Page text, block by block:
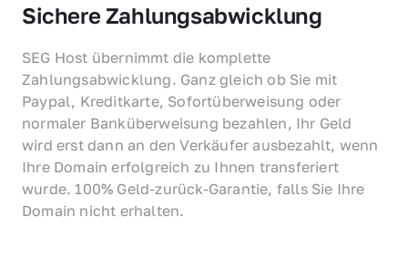
Sichere Zahlungsabwicklung
SEG Host übernimmt die komplette
Zahlungsabwicklung. Ganz gleich ob Sie mit
Paypal, Kreditkarte, Sofortüberweisung oder
normaler Banküberweisung bezahlen, Ihr Geld
wird erst dann an den Verkäufer ausbezahlt, wenn
Ihre Domain erfolgreich zu Ihnen transferiert
wurde. 100% Geld-zurück-Garantie, falls Sie Ihre
Domain nicht erhalten.